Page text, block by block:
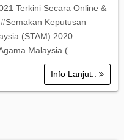
Terkini Secara Online &
Keputusan
(STAM) 2020
Malaysia (…
Info Lanjut..